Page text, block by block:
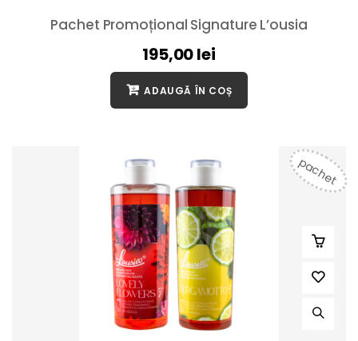
Pachet Promoțional Signature L’ousia
195,00lei
ADAUGĂ ÎN COȘ
pachet